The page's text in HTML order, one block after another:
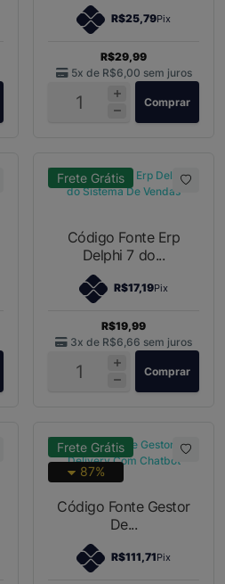
R$25,79Pix
R$29,99
5x de R$6,00 sem juros
Comprar
Frete Grátis
Código Fonte Erp
Delphi 7 do...
R$17,19Pix
R$19,99
3x de R$6,66 sem juros
Comprar
Frete Grátis
87%
Código Fonte Gestor
De...
R$111,71Pix